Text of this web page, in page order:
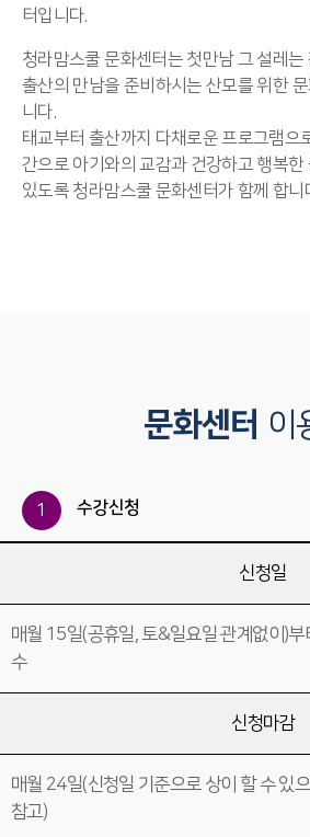
터입니다.
청라맘스쿨 문화센터는 첫만남 그 설레
출산의 만남을 준비하시는 산모를 위한
니다.
태교부터 출산까지 다채로운 프로그램으
간으로 아기와의 교감과 건강하고 행복
있도록 청라맘스쿨 문화센터가 함께 합니
문화센터 이
1 수강신청
신청일
매월 15일(공휴일, 토&일요일 관계없이)
수
신청마감
매월 24일(신청일 기준으로 상이 할 수 있
참고)